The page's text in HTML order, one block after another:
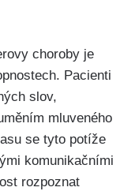
choroby je
Pacienti
slov,
mluveného
se tyto potíže
komunikačními
rozpoznat